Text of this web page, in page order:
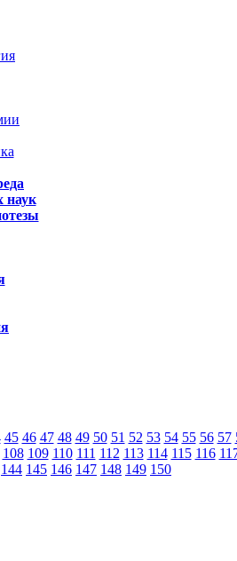
наук
45 46 47 48 49 50 51 52 53 54 55 56 57
108 109 110 111 112 113 114 115 116
144 145 146 147 148 149 150